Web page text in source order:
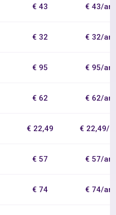
€ 43 € 43/
€ 32 € 32/
€ 95 € 95/
€ 62 € 62/
€ 22,49 € 22,49/
€ 57 € 57/
€ 74 € 74/